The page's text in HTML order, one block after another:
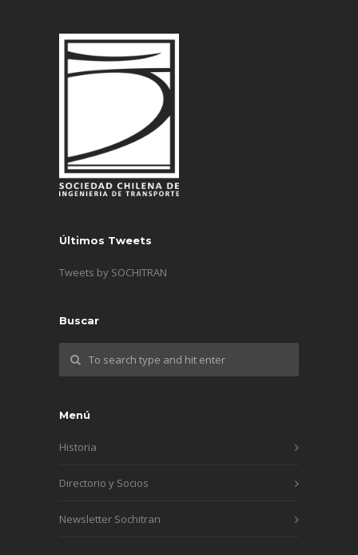
Últimos Tweets
Tweets by SOCHITRAN
Buscar
Menú
Historia
Directorio y Socios
Newsletter Sochitran